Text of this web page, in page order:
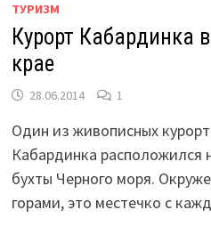
ТУРИЗМ
Курорт Кабардинка
крае
28.06.2014 1
Один из живописных
Кабардинка расположился
бухты Черного моря.
горами, это местечко с